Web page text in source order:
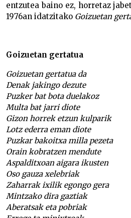
entzutea baino ez, horretaz
1976an idatzitako Goizuetan
Goizuetan gertatua
Goizuetan gertatua da
Denak jakingo dezute
Puzker bat bota duelakoz
Multa bat jarri diote
Gizon horrek etzun kulparik
Lotz ederra eman diote
Puzkar bakoitxa milla pezeta
Orain kobratzen mendute
Aspalditxoan aigara ikusten
Oso gauza xelebriak
Zaharrak ixilik egongo gera
Mintzako dira gaztiak
Aberatsak eta pobriak